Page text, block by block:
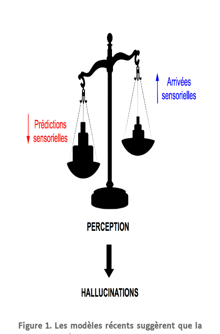
Figure 1. Les modèles récents suggèrent que la